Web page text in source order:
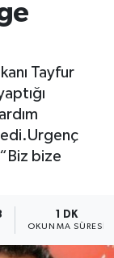
Tayfur
bize
1 DK
OKUNMA SÜRESI